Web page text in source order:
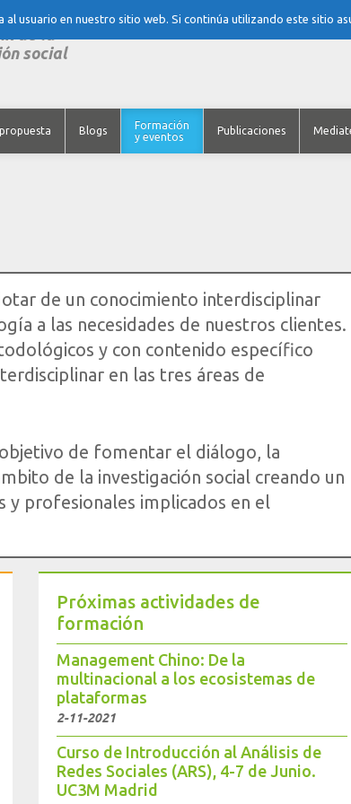
social
Blogs
Formación
y eventos
Publicaciones
de un conocimiento interdisciplinar
a las necesidades de nuestros clientes.
y con contenido específico
en las tres áreas de
de fomentar el diálogo, la
de la investigación social creando un
y profesionales implicados en el
Próximas actividades de
formación
Management Chino: De la
multinacional a los ecosistemas de
plataformas
2-11-2021
Curso de Introducción al Análisis de
Redes Sociales (ARS), 4-7 de Junio.
UC3M Madrid
usuario en nuestro sitio web. Si continúa utilizando este sitio